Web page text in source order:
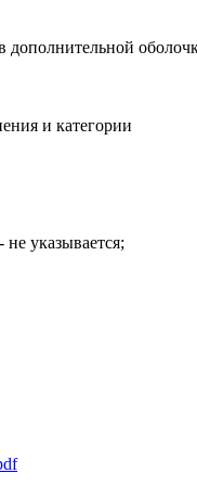
дополнительной
и категории
указывается;